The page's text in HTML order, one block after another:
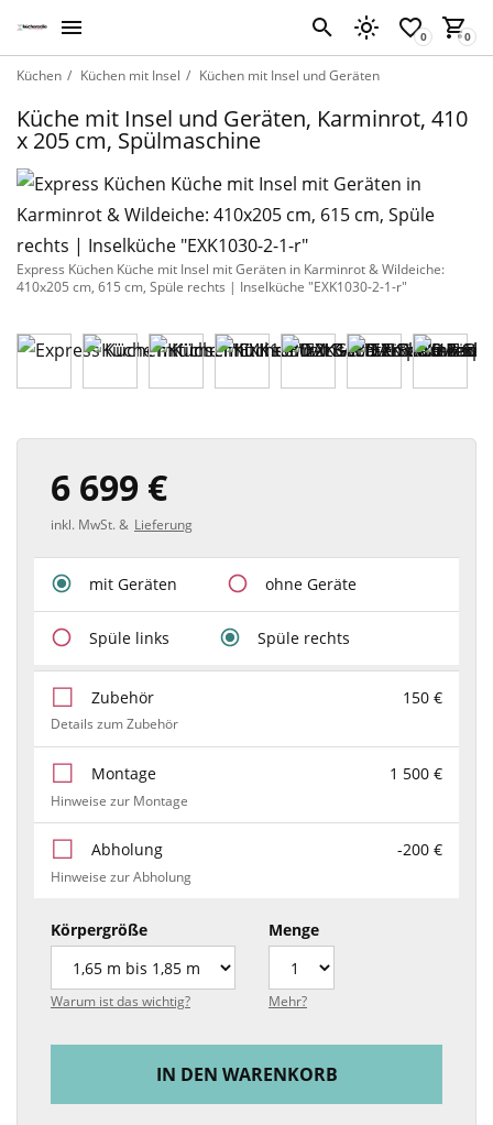
Küchen Küchen mit Insel Küchen mit Insel und Geräten
Küche mit Insel und Geräten, Karminrot, 410
x 205 cm, Spülmaschine
Express Küchen Küche mit Insel mit Geräten in Karminrot & Wildeiche:
410x205 cm, 615 cm, Spüle rechts | Inselküche "EXK1030-2-1-r"
6 699 €
inkl. MwSt. & Lieferung
mit Geräten ohne Geräte
Spüle links Spüle rechts
Zubehör 150 €
Details zum Zubehör
Montage 1 500 €
Hinweise zur Montage
Abholung -200 €
Hinweise zur Abholung
Körpergröße
Warum ist das wichtig?
Menge
Mehr?
IN DEN WARENKORB